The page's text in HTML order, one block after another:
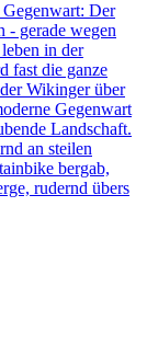
Der
- gerade wegen
in der
fast die ganze
Wikinger über
Gegenwart
Landschaft.
an steilen
bergab,
rudernd übers